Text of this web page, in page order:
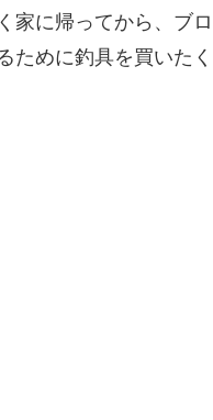
家に帰ってから、ブロ
ために釣具を買いたく